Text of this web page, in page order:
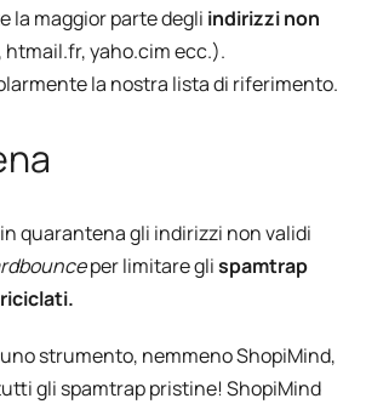
la maggior parte degli indirizzi non
htmail.fr, yaho.cim ecc.).
la nostra lista di riferimento.
quarantena gli indirizzi non validi
per limitareglispamtrap
strumento, nemmeno ShopiMind,
gli spamtrap pristine! ShopiMind